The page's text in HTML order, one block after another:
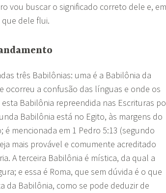
vou buscar o significado correto dele e, em
dele flui.
três Babilônias: uma é a Babilônia da
ocorreu a confusão das línguas e onde os
Babilônia repreendida nas Escrituras
Babilônia está no Egito, às margens do
é mencionada em 1 Pedro 5:13 (segundo
mais provável e comumente acreditado
A terceira Babilônia é mística, da qual a
e essa é Roma, que sem dúvida é o que
da Babilônia, como se pode deduzir de